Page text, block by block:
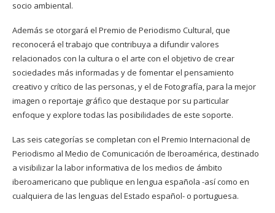
socio ambiental.
Además se otorgará el Premio de Periodismo Cultural, que
reconocerá el trabajo que contribuya a difundir valores
relacionados con la cultura o el arte con el objetivo de crear
sociedades más informadas y de fomentar el pensamiento
creativo y crítico de las personas, y el de Fotografía, para la mejor
imagen o reportaje gráfico que destaque por su particular
enfoque y explore todas las posibilidades de este soporte.
Las seis categorías se completan con el Premio Internacional de
Periodismo al Medio de Comunicación de Iberoamérica, destinado
a visibilizar la labor informativa de los medios de ámbito
iberoamericano que publique en lengua española -así como en
cualquiera de las lenguas del Estado español- o portuguesa.